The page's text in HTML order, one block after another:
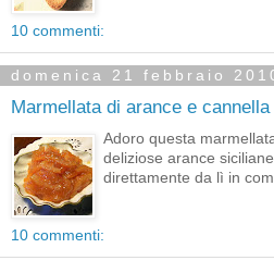
10 commenti:
domenica 21 febbraio
Marmellata di arance e cannella
Adoro questa
deliziose arance
direttamente da lì in
10 commenti: